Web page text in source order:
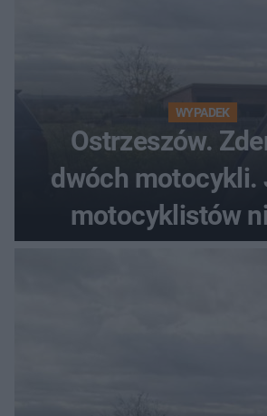
WYPADEK
Ostrzeszów.
dwóch motocykli.
motocyklistów